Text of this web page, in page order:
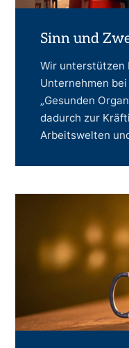
Sinn und
Wir unterstützen
Unternehmen
„Gesunden
dadurch zur
Arbeitswelten